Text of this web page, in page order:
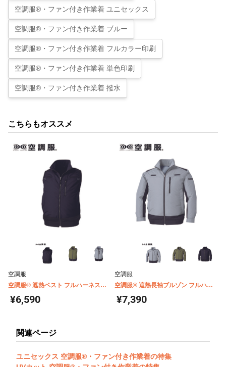
空調服®・ファン付き作業着 ユニセックス
空調服®・ファン付き作業着 ブルー
空調服®・ファン付き作業着 フルカラー印刷
空調服®・ファン付き作業着 単色印刷
空調服®・ファン付き作業着 撥水
こちらもオススメ
空調服
空調服® 遮熱ベスト フルハーネス対
応 チタンコーティング(ウェア単体商
品) KU92120
¥6,590
空調服
空調服® 遮熱長袖ブルゾン フルハー
ネス対応 チタンコーティング(ウェア
単体商品) KU92110
¥7,390
関連ページ
ユニセックス 空調服®・ファン付き作業着の特集